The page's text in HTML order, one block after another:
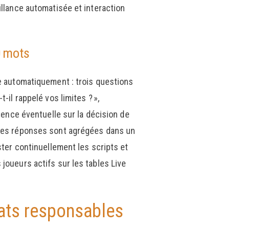
automatisée et interaction
mots
automatiquement : trois questions
il rappelé vos limites ? »,
éventuelle sur la décision de
réponses sont agrégées dans un
continuellement les scripts et
actifs sur les tables Live
responsables